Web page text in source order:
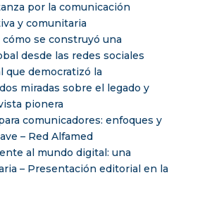
por la comunicación
y comunitaria
se construyó una
desde las redes sociales
que democratizó la
miradas sobre el legado y
pionera
comunicadores: enfoques y
– Red Alfamed
al mundo digital: una
– Presentación editorial en la